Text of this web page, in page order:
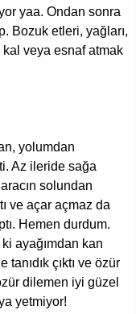
yaa. Ondan sonra
Bozuk etleri, yağları,
veya esnaf atmak
yolumdan
Az ileride sağa
solundan
ve açar açmaz da
Hemen durdum.
ki ayağımdan kan
çıktı ve özür
dilemen iyi güzel
yetmiyor!